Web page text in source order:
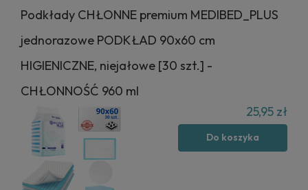
Podkłady CHŁONNE premium MEDIBED_PLUS
jednorazowe PODKŁAD 90x60 cm
HIGIENICZNE, niejałowe [30 szt.] -
CHŁONNOŚĆ 960 ml
25,95 zł
Do koszyka